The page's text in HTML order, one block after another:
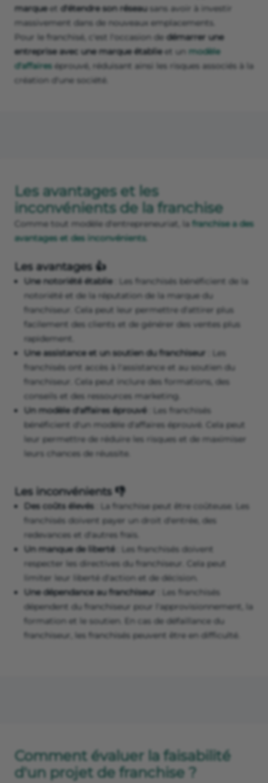
marqueet d'étendre son réseausans avoir à investir
massivement dans de nouveaux emplacements.
Pour le franchisé, c'est l'occasion de démarrer une
entreprise avec une marque établieet un modèle
d'affaires éprouvé, réduisant ainsi les risques associés à la
création d'une société.
Les avantages et les
inconvénients de la franchise
Comme tout modèle d'entrepreneuriat, la franchise a des
avantages et des inconvénients.
Les avantages 👍
Une notoriété établie: Les franchisés bénéficient de la
notoriété et de la réputation de la marque du
franchiseur. Cela peut leur permettre d'attirer plus
facilement des clients et de générer des ventes plus
rapidement.
Une assistance et un soutien du franchiseur : Les
franchisés ont accès à l'assistance et au soutien du
franchiseur. Cela peut inclure des formations, des
conseils et des ressources marketing.
Un modèle d'affaires éprouvé : Les franchisés
bénéficient d'un modèle d'affaires éprouvé. Cela peut
leur permettre de réduire les risques et de maximiser
leurs chances de réussite.
Les inconvénients 👎
Des coûts élevés : La franchise peut être coûteuse. Les
franchisés doivent payer un droit d'entrée, des
redevances et d'autres frais.
Un manque de liberté : Les franchisés doivent
respecter les directives du franchiseur. Cela peut
limiter leur liberté d'action et de décision.
Une dépendance au franchiseur : Les franchisés
dépendent du franchiseur pour l'approvisionnement, la
formation et le soutien. En cas de défaillance du
franchiseur, les franchisés peuvent être en difficulté.
Comment évaluer la faisabilité
d'un projet de franchise ?